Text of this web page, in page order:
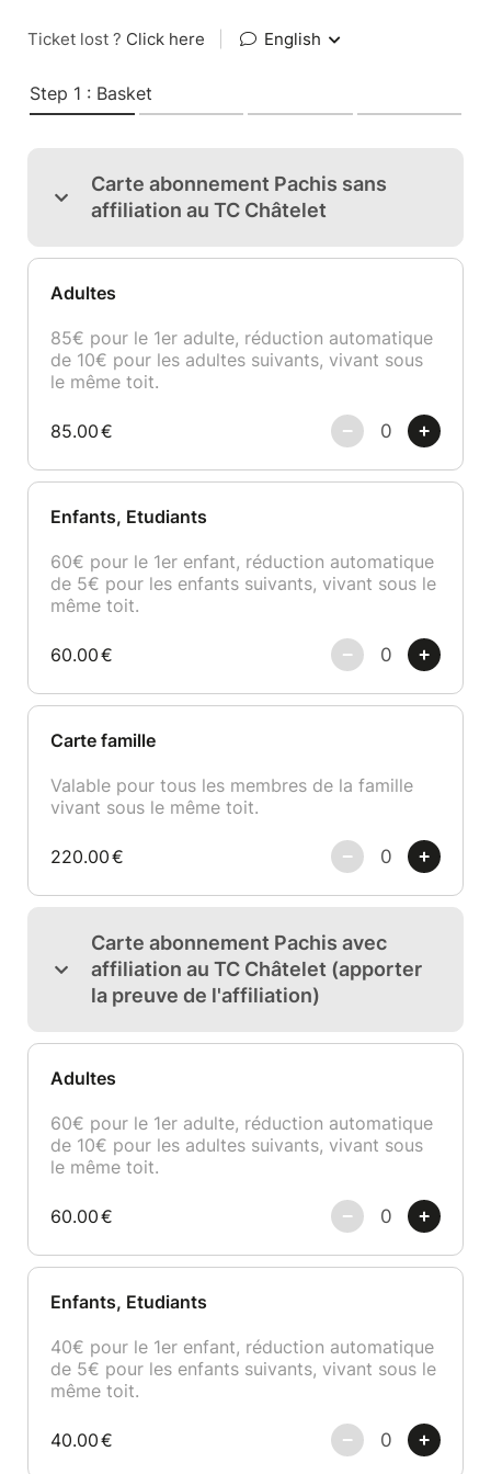
Ticket lost ? Click here English
Step 1 : Basket
Carte abonnement Pachis sans
affiliation au TC Châtelet
Adultes
85€ pour le 1er adulte, réduction automatique
de 10€ pour les adultes suivants, vivant sous
le même toit.
85.00€
Enfants, Etudiants
60€ pour le 1er enfant, réduction automatique
de 5€ pour les enfants suivants, vivant sous le
même toit.
60.00€
Carte famille
Valable pour tous les membres de la famille
vivant sous le même toit.
220.00€
Carte abonnement Pachis avec
affiliation au TC Châtelet (apporter
la preuve de l'affiliation)
Adultes
60€ pour le 1er adulte, réduction automatique
de 10€ pour les adultes suivants, vivant sous
le même toit.
60.00€
Enfants, Etudiants
40€ pour le 1er enfant, réduction automatique
de 5€ pour les enfants suivants, vivant sous le
même toit.
40.00€